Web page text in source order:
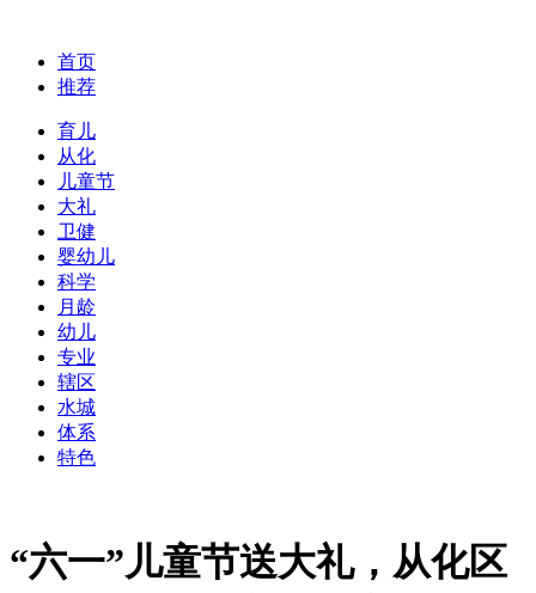
首页
推荐
育儿
从化
儿童节
大礼
卫健
婴幼儿
科学
月龄
幼儿
专业
辖区
水城
体系
特色
“六一”儿童节送大礼，从化区